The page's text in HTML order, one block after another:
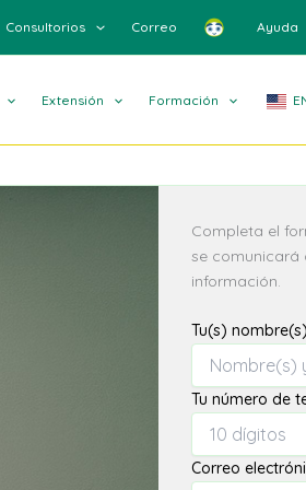
Consultorios Correo Ayuda
Extensión Formación
Completa el
se
información.
Tu(s) nombre(s)
Tu número de
Correo